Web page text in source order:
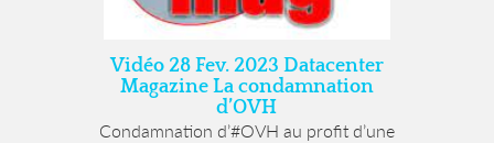
Vidéo 28 Fev. 2023 Datacenter
Magazine La condamnation
d’OVH
Condamnation d’#OVH au profit d’une